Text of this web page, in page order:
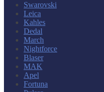
Swarovski
Leica
Kahles
Dedal
March
Nightforce
Blaser
MAK
Apel
Fortuna